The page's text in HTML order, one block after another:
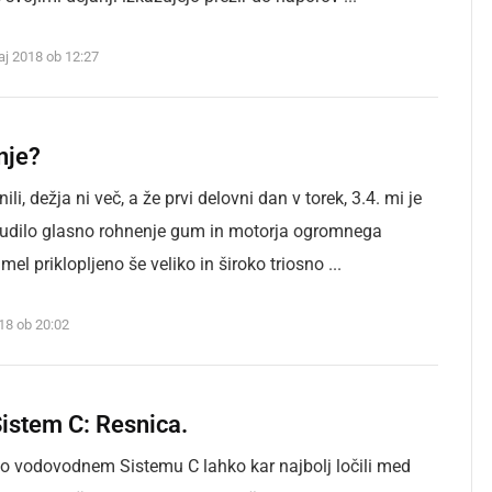
2018 ob 12:27
dežja ni več, a že prvi delovni dan v torek, 3.4. mi je
glasno rohnenje gum in motorja ogromnega
priklopljeno še veliko in široko triosno ...
ob 20:02
C: Resnica.
vodovodnem Sistemu C lahko kar najbolj ločili med